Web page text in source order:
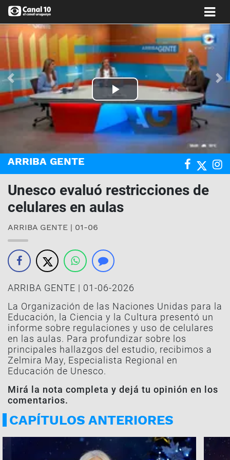
Play
Video
Anterior
ARRIBA GENTE
Unesco evaluó restricciones de
celulares en aulas
ARRIBA GENTE | 01-06
ARRIBA GENTE | 01-06-2026
La Organización de las Naciones Unidas para la
Educación, la Ciencia y la Cultura presentó un
informe sobre regulaciones y uso de celulares
en las aulas. Para profundizar sobre los
principales hallazgos del estudio, recibimos a
Zelmira May, Especialista Regional en
Educación de Unesco.
Mirá la nota completa y dejá tu opinión en los
comentarios.
CAPÍTULOS ANTERIORES